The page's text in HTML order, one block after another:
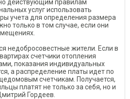
действующим правилам
услуг использовать
учета для определения размера
только в том случае, если они
недобросовестные жители. Если в
счетчики отопления
показания индивидуальных
а распределение платы идет по
счетчикам. Получается,
платят не только за себя, но и
Гордеев.